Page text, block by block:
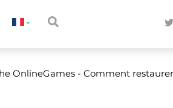
OnlineGames - Comment